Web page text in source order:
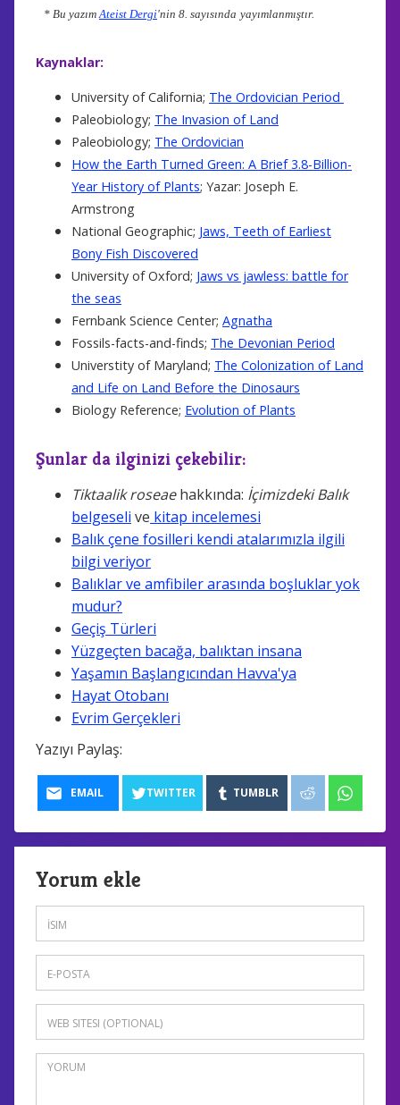
* Bu yazımAteist Dergi'nin 8. sayısında yayımlanmıştır.
Kaynaklar:
University of California; The Ordovician Period
Paleobiology; The Invasion of Land
Paleobiology; The Ordovician
How the Earth Turned Green: A Brief 3.8-Billion-
Year History of Plants; Yazar: Joseph E.
Armstrong
National Geographic; Jaws, Teeth of Earliest
Bony Fish Discovered
University of Oxford; Jaws vs jawless: battle for
the seas
Fernbank Science Center; Agnatha
Fossils-facts-and-finds; The Devonian Period
Universtity of Maryland; The Colonization of Land
and Life on Land Before the Dinosaurs
Biology Reference; Evolution of Plants
Şunlar da ilginizi çekebilir:
Tiktaalik roseaehakkında: İçimizdeki Balık
belgeseli ve kitap incelemesi
Balık çene fosilleri kendi atalarımızla ilgili
bilgi veriyor
Balıklar ve amfibiler arasında boşluklar yok
mudur?
Geçiş Türleri
Yüzgeçten bacağa, balıktan insana
Yaşamın Başlangıcından Havva'ya
Hayat Otobanı
Evrim Gerçekleri
Yazıyı Paylaş:
EMAIL TWITTER TUMBLR
Yorum ekle